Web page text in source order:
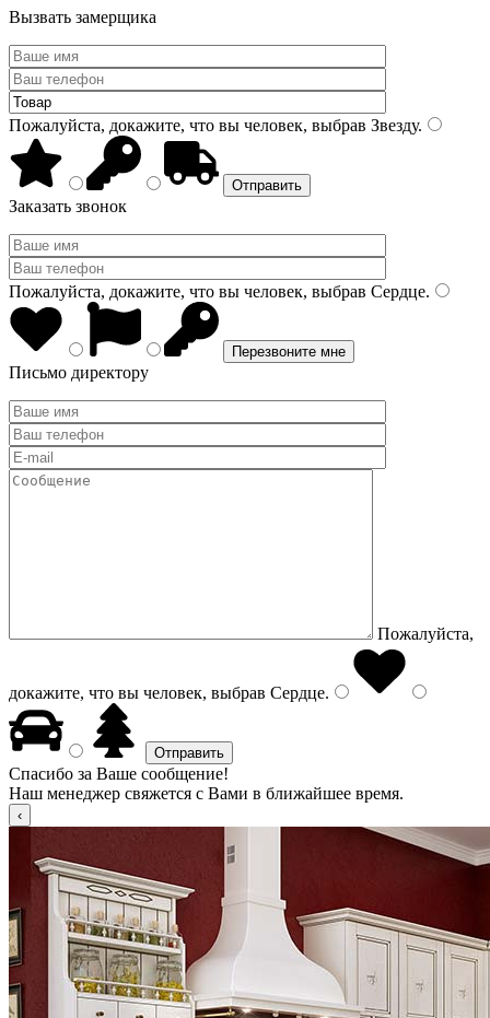
Вызвать замерщика
Пожалуйста, докажите, что вы человек, выбрав Звезду.
Заказать звонок
Пожалуйста, докажите, что вы человек, выбрав Сердце.
Письмо директору
Пожалуйста,
докажите, что вы человек, выбрав Сердце.
Спасибо за Ваше сообщение!
Наш менеджер свяжется с Вами в ближайшее время.